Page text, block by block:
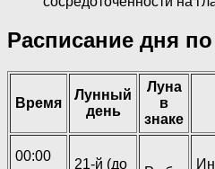
Расписание дня
Время
Лунный
день
Луна
в
знаке
00:00
21-й (до